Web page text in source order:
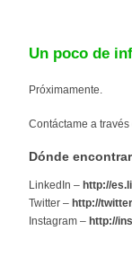
Un poco de
Próximamente.
Contáctame a
Dónde
LinkedIn – http://
Twitter – http://
Instagram – http://